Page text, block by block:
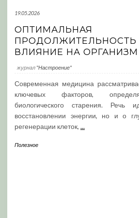
19.05.2026
ОПТИМАЛЬНАЯ
ПРОДОЛЖИТЕЛЬНОСТЬ
ВЛИЯНИЕ НА ОРГАНИЗМ
журнал "Настроение"
Современная медицина
ключевых факторов,
биологического старения. Речь
восстановлении энергии, но и о
регенерации клеток, ...
Полезное